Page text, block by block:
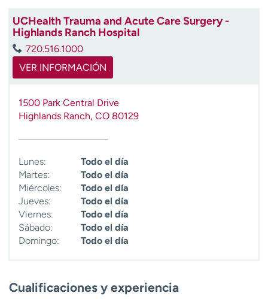
UCHealth Trauma and Acute Care Surgery -
Highlands Ranch Hospital
720.516.1000
VER INFORMACIÓN
1500 Park Central Drive
Highlands Ranch, CO 80129
Lunes:
Todo el día
Martes:
Todo el día
Miércoles:
Todo el día
Jueves:
Todo el día
Viernes:
Todo el día
Sábado:
Todo el día
Domingo:
Todo el día
Cualificaciones y experiencia